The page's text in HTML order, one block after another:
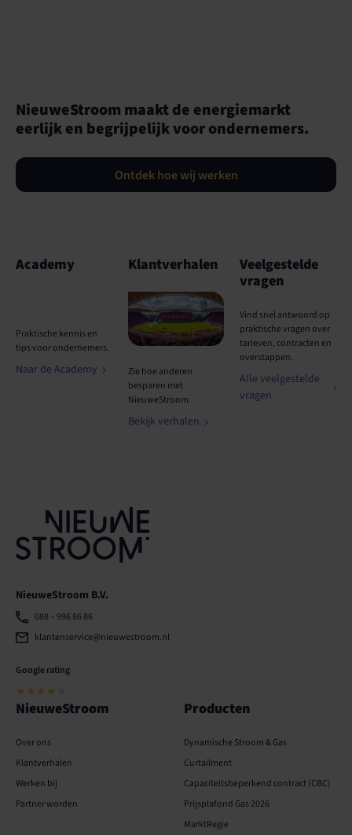
NieuweStroom maakt de energiemarkt
eerlijk en begrijpelijk voor ondernemers.
Ontdek hoe wij werken
Academy
Praktische kennis en
tips voor ondernemers.
Naar de Academy
Klantverhalen
Zie hoe anderen
besparen met
NieuweStroom.
Bekijk verhalen
Veelgestelde
vragen
Vind snel antwoord op
praktische vragen over
tarieven, contracten en
overstappen.
Alle veelgestelde
vragen
NieuweStroom B.V.
088 – 996 86 86
klantenservice@nieuwestroom.nl
Google rating
★★★★
NieuweStroom
Over ons
Klantverhalen
Werken bij
Partner worden
Producten
Dynamische Stroom & Gas
Curtailment
Capaciteits­­beperkend contract (CBC)
Prijsplafond Gas 2026
MarktRegie